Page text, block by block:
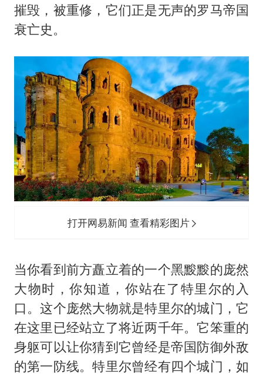
摧毁，被重修，它们正是无声的罗马帝国
衰亡史。
打开网易新闻 查看精彩图片
当你看到前方矗立着的一个黑黢黢的庞然
大物时，你知道，你站在了特里尔的入
口。这个庞然大物就是特里尔的城门，它
在这里已经站立了将近两千年。它笨重的
身躯可以让你猜到它曾经是帝国防御外敌
的第一防线。特里尔曾经有四个城门，如